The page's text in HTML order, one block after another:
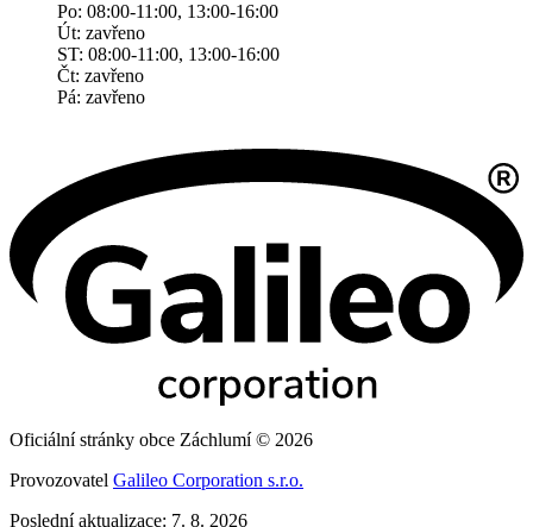
Po: 08:00-11:00, 13:00-16:00
Út: zavřeno
ST: 08:00-11:00, 13:00-16:00
Čt: zavřeno
Pá: zavřeno
Oficiální stránky obce Záchlumí © 2026
Provozovatel Galileo Corporation s.r.o.
Poslední aktualizace: 7. 8. 2026